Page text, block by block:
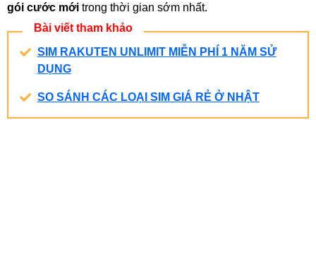
gói cước mới trong thời gian sớm nhất.
Bài viết tham khảo
SIM RAKUTEN UNLIMIT MIỄN PHÍ 1 NĂM SỬ
DỤNG
SO SÁNH CÁC LOẠI SIM GIÁ RẺ Ở NHẬT